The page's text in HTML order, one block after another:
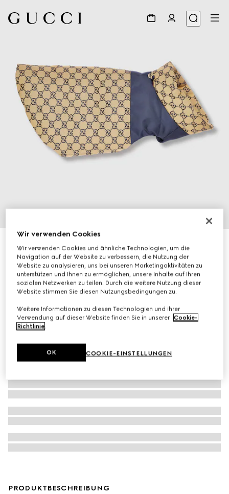
Wendbarer GG Haustiermantel
€ 650
PRODUKTBESCHREIBUNG
Wir verwenden Cookies
Wir verwenden Cookies und ähnliche Technologien, um die
Navigation auf der Website zu verbessern, die Nutzung der
Website zu analysieren, uns bei unseren Marketingaktivitäten zu
unterstützen und Ihnen zu ermöglichen, unsere Inhalte auf Ihren
sozialen Netzwerken zu teilen. Durch die weitere Nutzung dieser
Website stimmen Sie diesen Nutzungsbedingungen zu.
Weitere Informationen zu diesen Technologien und ihrer
Verwendung auf dieser Website finden Sie in unserer Cookie-
Richtlinie.
COOKIE-EINSTELLUNGEN
OK